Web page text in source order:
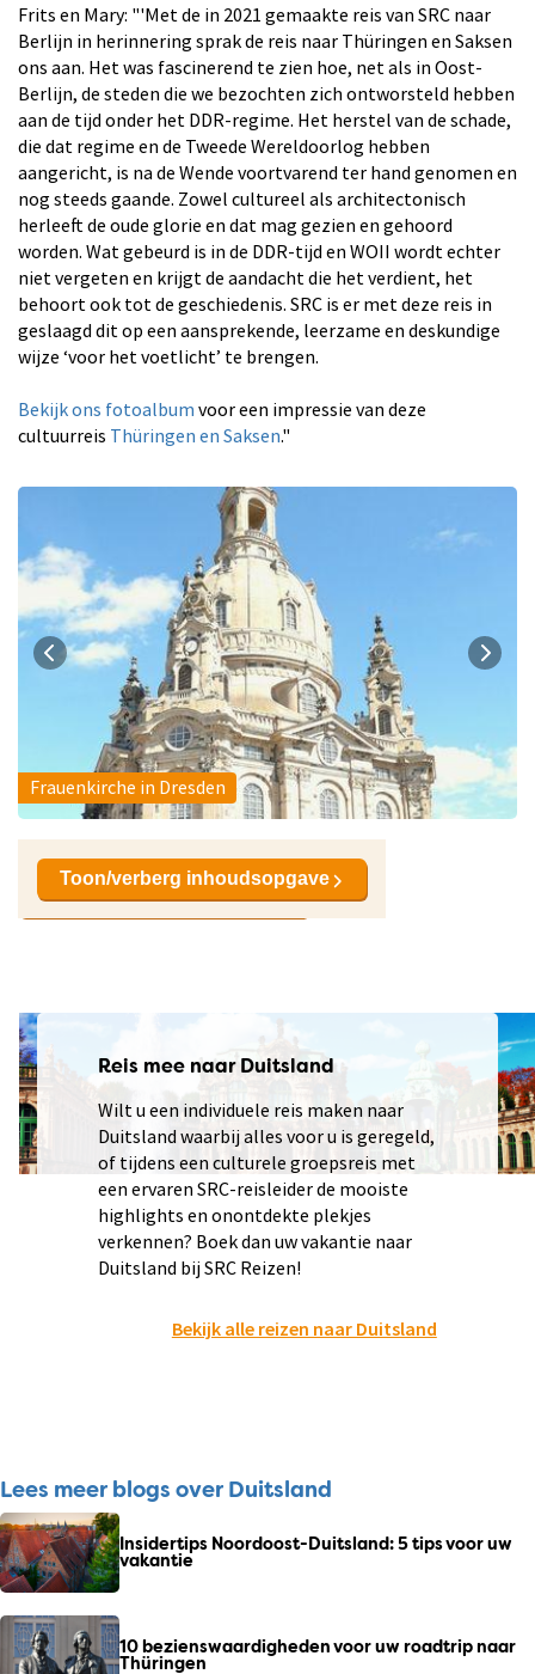
Frits en Mary: "'Met de in 2021 gemaakte reis van SRC naar
Berlijn in herinnering sprak de reis naar Thüringen en Saksen
ons aan. Het was fascinerend te zien hoe, net als in Oost-
Berlijn, de steden die we bezochten zich ontworsteld hebben
aan de tijd onder het DDR-regime. Het herstel van de schade,
die dat regime en de Tweede Wereldoorlog hebben
aangericht, is na de Wende voortvarend ter hand genomen en
nog steeds gaande. Zowel cultureel als architectonisch
herleeft de oude glorie en dat mag gezien en gehoord
worden. Wat gebeurd is in de DDR-tijd en WOII wordt echter
niet vergeten en krijgt de aandacht die het verdient, het
behoort ook tot de geschiedenis. SRC is er met deze reis in
geslaagd dit op een aansprekende, leerzame en deskundige
wijze ‘voor het voetlicht’ te brengen.
Bekijk ons fotoalbum voor een impressie van deze
cultuurreis Thüringen en Saksen."
Frauenkirche in Dresden
Toon/verberg inhoudsopgave
Bekijk reizen naar Duitsland
Reis mee naar Duitsland
Wilt u een individuele reis maken naar
Duitsland waarbij alles voor u is geregeld,
of tijdens een culturele groepsreis met
een ervaren SRC-reisleider de mooiste
highlights en onontdekte plekjes
verkennen? Boek dan uw vakantie naar
Duitsland bij SRC Reizen!
Bekijk alle reizen naar Duitsland
Lees meer blogs over Duitsland
Insidertips Noordoost-Duitsland: 5 tips voor uw
vakantie
10 bezienswaardigheden voor uw roadtrip naar
Thüringen